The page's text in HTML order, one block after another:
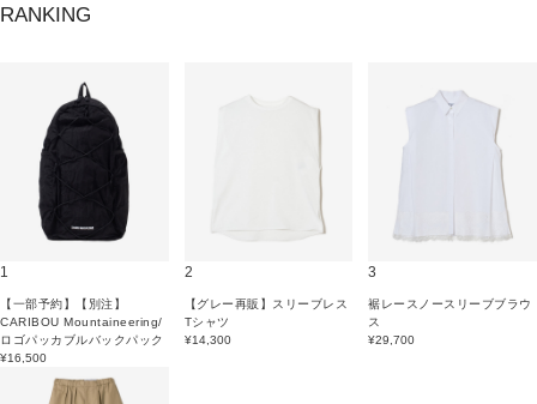
RANKING
1
【一部予約】【別注】
CARIBOU Mountaineering/
ロゴパッカブルバックパック
¥16,500
2
【グレー再販】スリーブレス
Tシャツ
¥14,300
3
裾レースノースリーブブラウ
ス
¥29,700